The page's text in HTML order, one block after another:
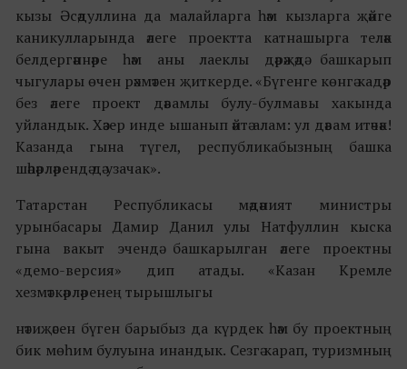
кызы Әсәдуллина да малайларга һәм кызларга җәйге
каникулларында әлеге проектта катнашырга теләк
белдергәннәре һәм аны лаеклы дәрәҗәдә башкарып
чыгулары өчен рәхмәтен җиткерде. «Бүгенге көнгә кадәр
без әлеге проект дәвамлы булу-булмавы хакында
уйландык. Хәзер инде ышанып әйтә алам: ул дәвам итәчәк!
Казанда гына түгел, республикабызның башка
шәһәрләрендә дә узачак».
Татарстан Республикасы мәдәният министры
урынбасары Дамир Данил улы Натфуллин кыска
гына вакыт эчендә башкарылган әлеге проектны
«демо-версия» дип атады. «Казан Кремле
хезмәткәрләренең тырышлыгы
нәтиҗәсен бүген барыбыз да күрдек һәм бу проектның
бик мөһим булуына инандык. Сезгә карап, туризмның